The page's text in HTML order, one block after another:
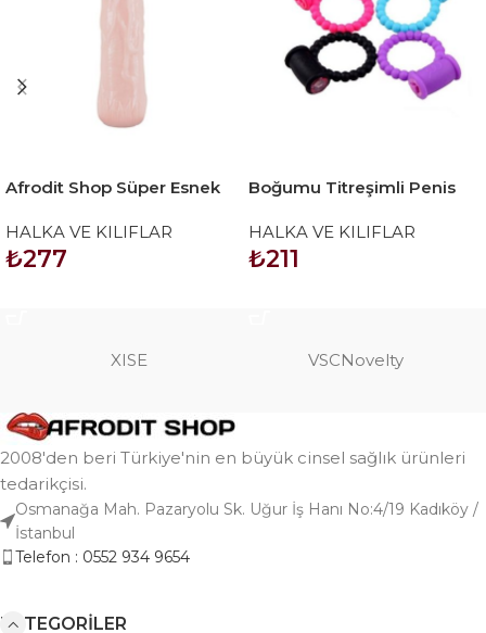
Afrodit Shop Süper Esnek
HALKA VE KILIFLAR
₺277
Boğumu Titreşimli Penis
HALKA VE KILIFLAR
₺211
XISE VSCNovelty
2008'den beri Türkiye'nin en büyük cinsel sağlık ürünleri
tedarikçisi.
Osmanağa Mah. Pazaryolu Sk. Uğur İş Hanı No:4/19 Kadıköy /
İstanbul
Telefon : 0552 934 9654
KATEGORILER